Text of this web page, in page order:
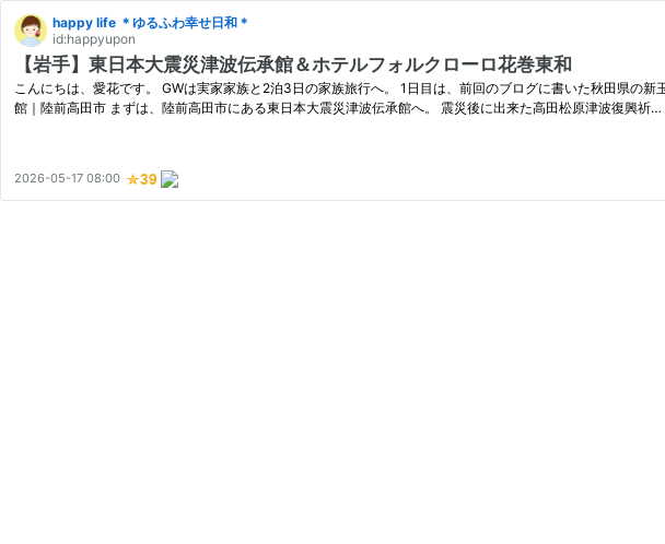
happy life ＊ゆるふわ幸せ日和＊
id:happyupon
【岩手】東日本大震災津波伝承館＆ホテルフォルクローロ花巻東和
こんにちは、愛花です。 GWは実家家族と2泊3日の家族旅行へ。 1日目は、前回のブログに書いた秋田県の
館｜陸前高田市 まずは、陸前高田市にある東日本大震災津波伝承館へ。 震災後に出来た高田松原津波復興祈…
2026-05-17 08:00